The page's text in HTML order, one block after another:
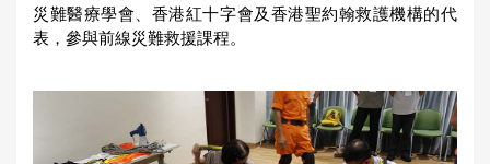
災難醫療學會、香港紅十字會及香港聖約翰救護機構的代
表，參與前線災難救援課程。